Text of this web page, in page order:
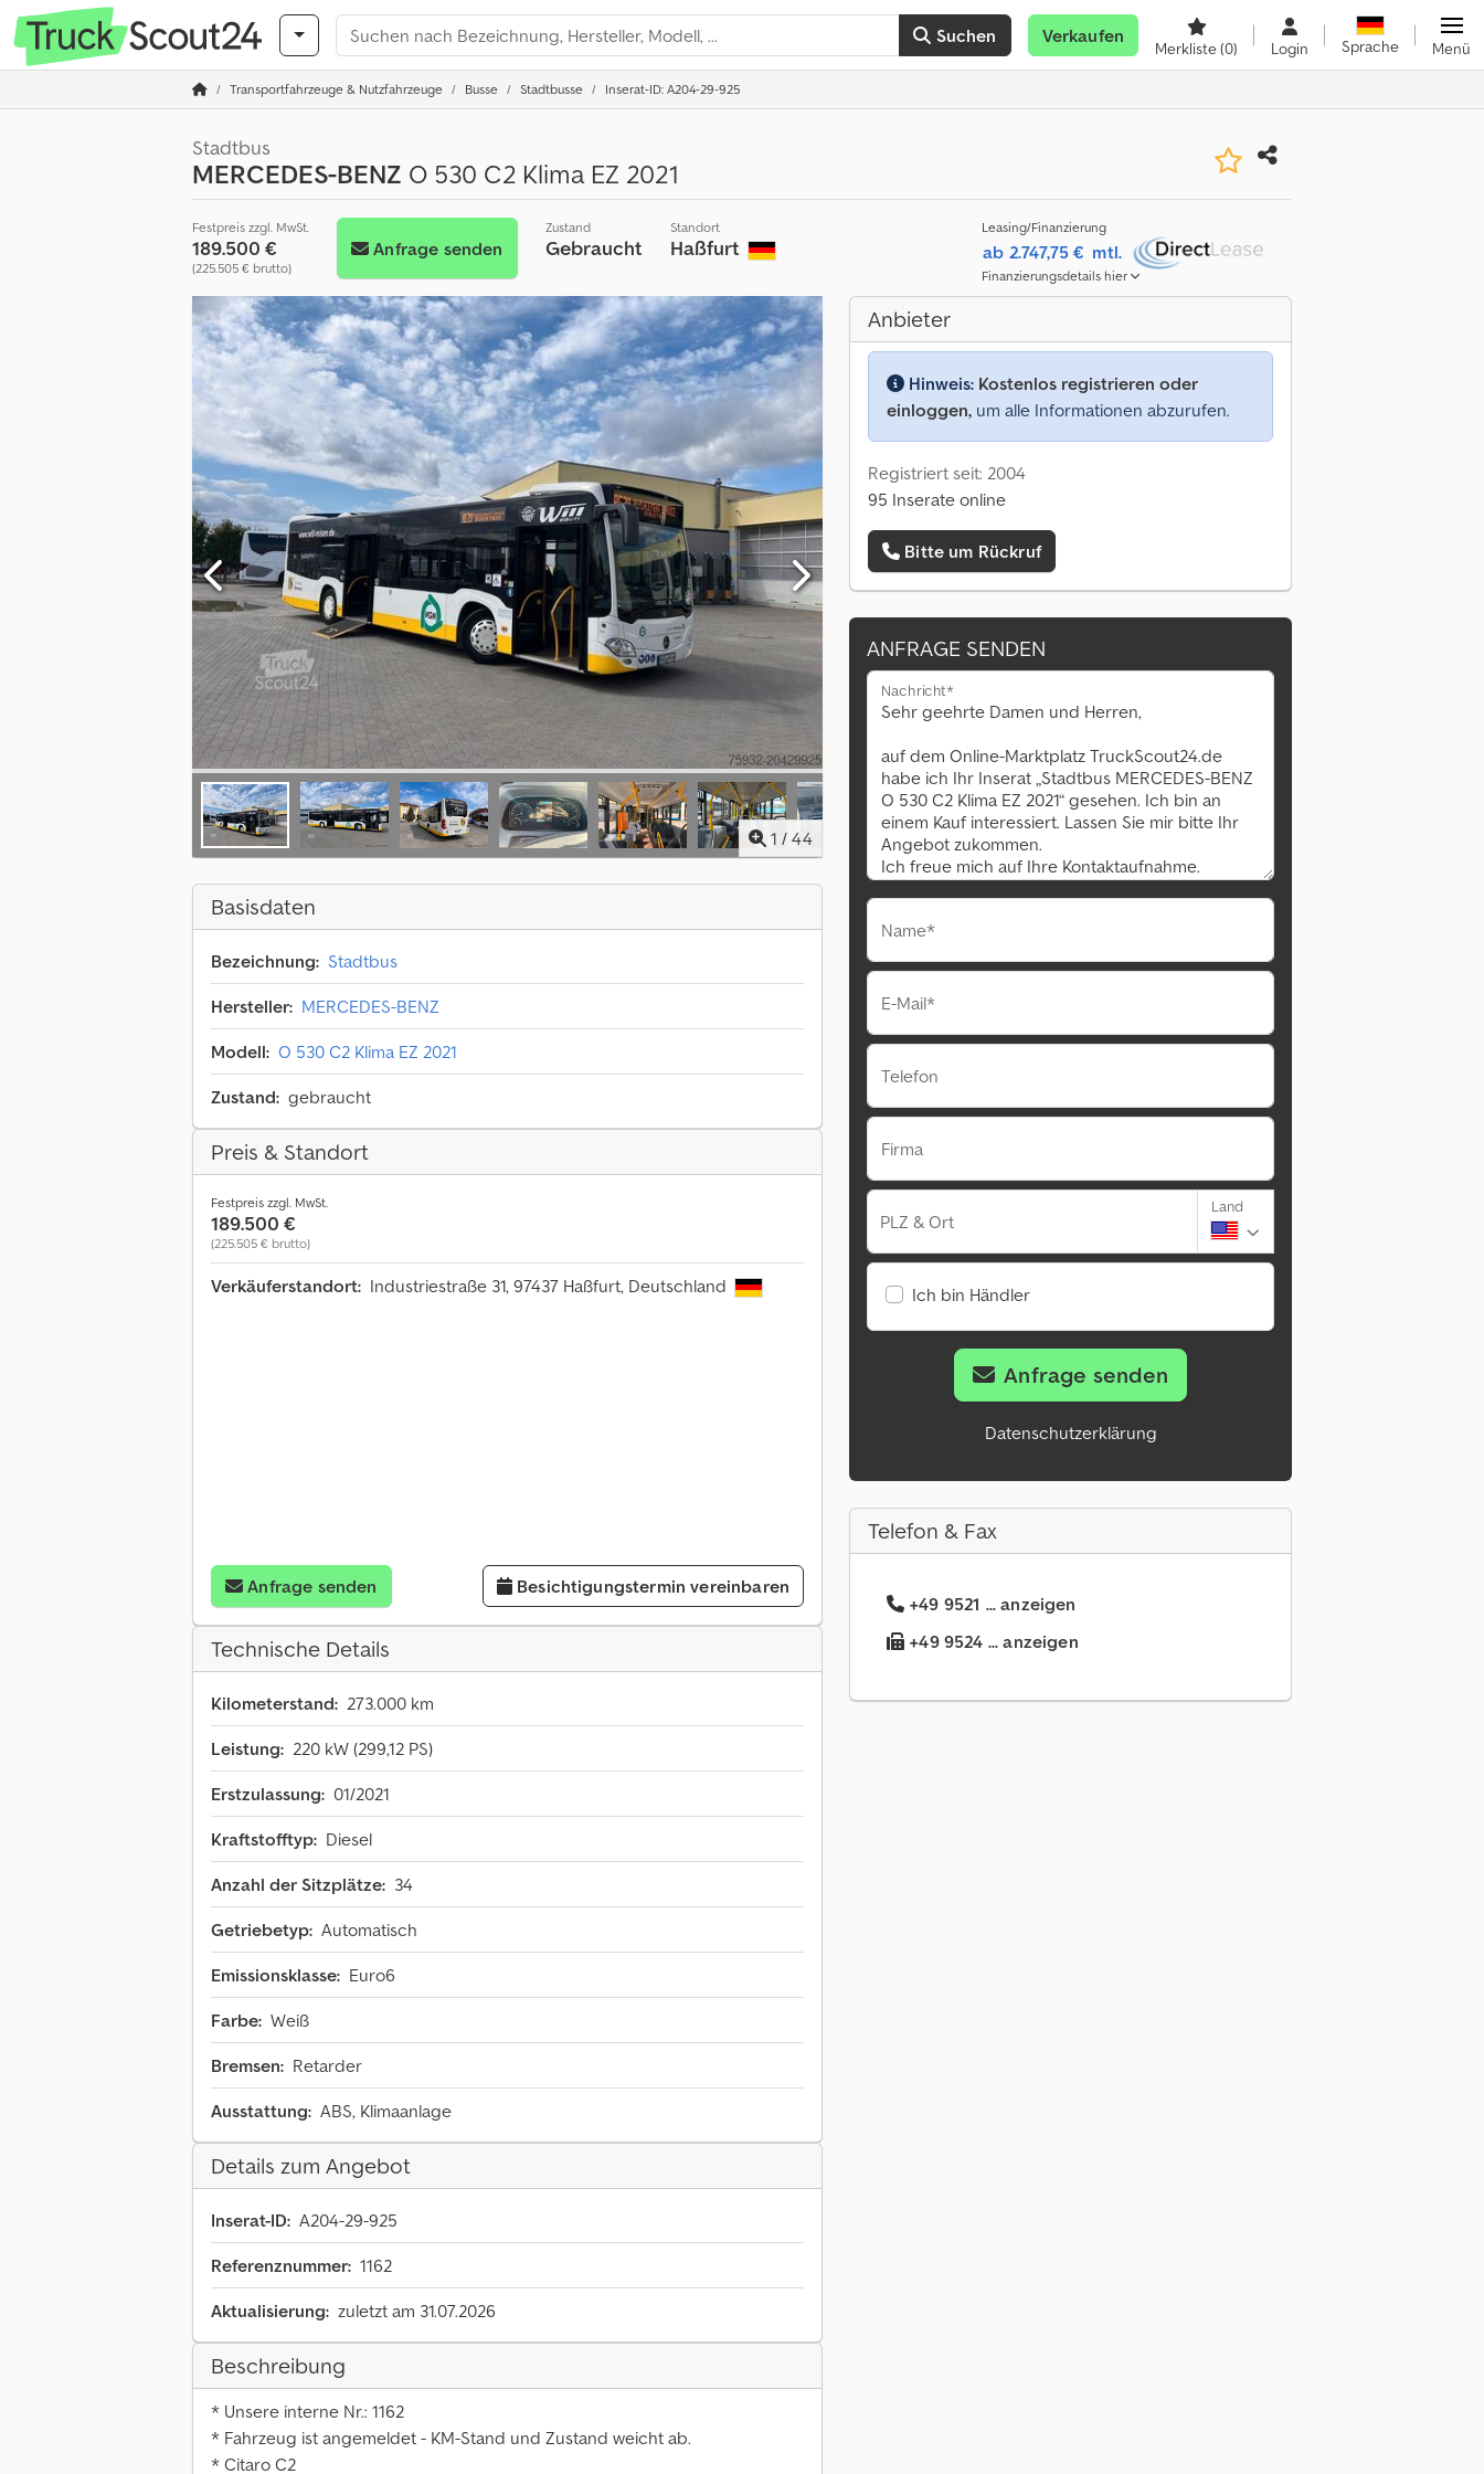
Suchen Verkaufen
Merkliste(0) Login Sprache Menü
Transportfahrzeuge & Nutzfahrzeuge Busse Stadtbusse Inserat-ID: A204-29-925
Stadtbus
MERCEDES-BENZ O 530 C2 Klima EZ 2021
Festpreis zzgl. MwSt.
189.500 €
(225.505 € brutto)
Anfrage senden
Zustand
Gebraucht
Standort
Haßfurt
Leasing/Finanzierung
ab 2.747,75 € mtl.
Finanzierungsdetails hier
1 / 44
Basisdaten
Bezeichnung: Stadtbus
Hersteller: MERCEDES-BENZ
Modell: O 530 C2 Klima EZ 2021
Zustand: gebraucht
Preis & Standort
Festpreis zzgl. MwSt.
189.500 €
(225.505 € brutto)
Verkäuferstandort: Industriestraße 31, 97437 Haßfurt, Deutschland
Anfrage senden Besichtigungstermin vereinbaren
Technische Details
Kilometerstand: 273.000 km
Leistung: 220 kW (299,12 PS)
Erstzulassung: 01/2021
Kraftstofftyp: Diesel
Anzahl der Sitzplätze: 34
Getriebetyp: Automatisch
Emissionsklasse: Euro6
Farbe: Weiß
Bremsen: Retarder
Ausstattung: ABS, Klimaanlage
Details zum Angebot
Inserat-ID: A204-29-925
Referenznummer: 1162
Aktualisierung: zuletzt am 31.07.2026
Beschreibung
* Unsere interne Nr.: 1162
* Fahrzeug ist angemeldet - KM-Stand und Zustand weicht ab.
* Citaro C2
Anbieter
Hinweis: Kostenlos registrieren oder
einloggen, um alle Informationen abzurufen.
Registriert seit: 2004
95 Inserate online
Bitte um Rückruf
ANFRAGE SENDEN
Nachricht*
Name*
E-Mail*
Telefon
Firma
PLZ & Ort
Land
Ich bin Händler
Anfrage senden
Datenschutzerklärung
Telefon & Fax
+49 9521 ... anzeigen
+49 9524 ... anzeigen